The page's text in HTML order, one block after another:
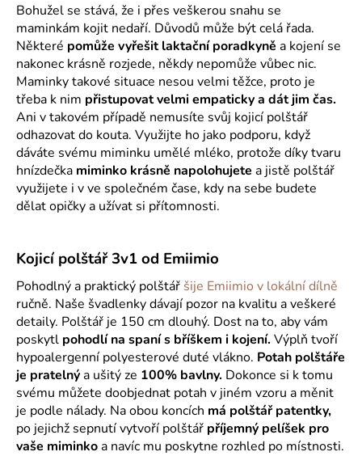
Bohužel se stává, že i přes veškerou snahu se
maminkám kojit nedaří. Důvodů může být celá řada.
Některé pomůže vyřešit laktační poradkyně a kojení se
nakonec krásně rozjede, někdy nepomůže vůbec nic.
Maminky takové situace nesou velmi těžce, proto je
třeba k nim přistupovat velmi empaticky a dát jim čas.
Ani v takovém případě nemusíte svůj kojicí polštář
odhazovat do kouta. Využijte ho jako podporu, když
dáváte svému miminku umělé mléko, protože díky tvaru
hnízdečka miminko krásně napolohujete a jistě polštář
využijete i v ve společném čase, kdy na sebe budete
dělat opičky a užívat si přítomnosti.
Kojicí polštář 3v1 od Emiimio
Pohodlný a praktický polštář šije Emiimio v lokální dílně
ručně. Naše švadlenky dávají pozor na kvalitu a veškeré
detaily. Polštář je 150 cm dlouhý. Dost na to, aby vám
poskytl pohodlí na spaní s bříškem i kojení.Výplň tvoří
hypoalergenní polyesterové duté vlákno. Potah polštáře
je pratelnýa ušitý ze 100% bavlny. Dokonce si k tomu
svému můžete doobjednat potah v jiném vzoru a měnit
je podle nálady. Na obou koncích má polštář patentky,
po jejichž sepnutí vytvoří polštář příjemný pelíšek pro
vaše miminkoa navíc mu poskytne rozhled po místnosti.